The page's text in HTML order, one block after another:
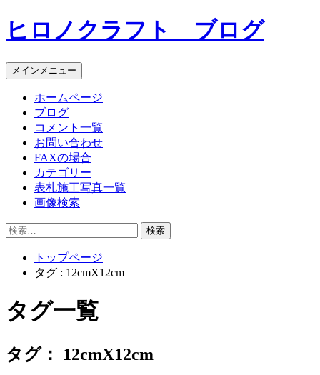
コ
ン
ン
ツ
ヒロノクラフト ブログ
メインメニュー
ホームページ
ブログ
コメント一覧
お問い合わせ
FAXの場合
カテゴリー
表札施工写真一覧
画像検索
検
トップページ
タグ : 12cmX12cm
タグ一覧
タグ： 12cmX12cm